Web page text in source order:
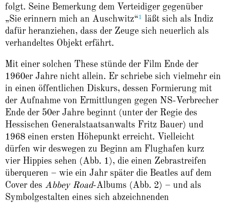
folgt. Seine Bemerkung dem Verteidiger gegenüber
„Sie erinnern mich an Auschwitz“1
läßt sich als Indiz
dafür heranziehen, dass der Zeuge sich neuerlich als
verhandeltes Objekt erfährt.
Mit einer solchen These stünde der Film Ende der
1960er Jahre nicht allein. Er schriebe sich vielmehr ein
in einen öffentlichen Diskurs, dessen Formierung mit
der Aufnahme von Ermittlungen gegen NS-Verbrecher
Ende der 50er Jahre beginnt (unter der Regie des
Hessischen Generalstaatsanwalts Fritz Bauer) und
1968 einen ersten Höhepunkt erreicht. Vielleicht
dürfen wir deswegen zu Beginn am Flughafen kurz
vier Hippies sehen (Abb. 1), die einen Zebrastreifen
überqueren – wie ein Jahr später die Beatles auf dem
Cover des Abbey Road-Albums (Abb. 2) – und als
Symbolgestalten eines sich abzeichnenden